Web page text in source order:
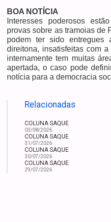
BOA NOTÍCIA
Interesses poderosos
provas sobre as tramoias de
podem ter sido entregues
direitona, insatisfeitas com
internamente tem muitas
apertada, o caso pode
notícia para a democracia
Relacionadas
COLUNA SAQUE
03/08/2026
COLUNA SAQUE
31/07/2026
COLUNA SAQUE
30/07/2026
COLUNA SAQUE
29/07/2026